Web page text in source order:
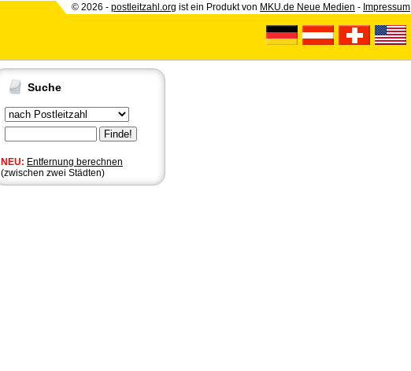
© 2026 - postleitzahl.org ist ein Produkt von MKU.de Neue Medien - Impressum
Suche
NEU: Entfernung berechnen
(zwischen zwei Städten)